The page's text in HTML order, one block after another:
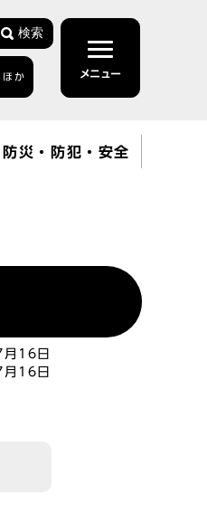
検索
ほか メニュー
防災・防犯・安全
16日
16日